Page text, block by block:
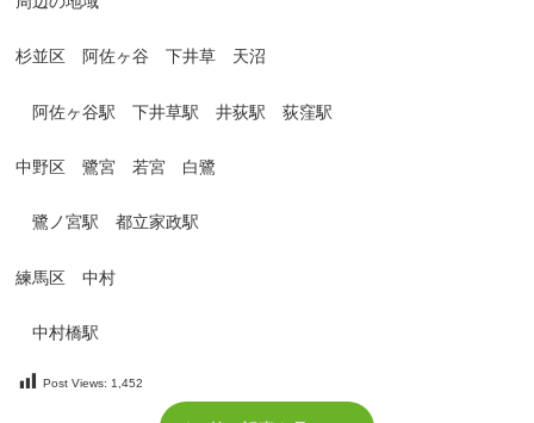
杉並区 阿佐ヶ谷 下井草 天沼
阿佐ヶ谷駅 下井草駅 井荻駅 荻窪駅
中野区 鷺宮 若宮 白鷺
鷺ノ宮駅 都立家政駅
練馬区 中村
中村橋駅
Post Views: 1,452